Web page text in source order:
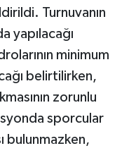
Turnuvanın
yapılacağı
minimum
belirtilirken,
zorunlu
sporcular
bulunmazken,